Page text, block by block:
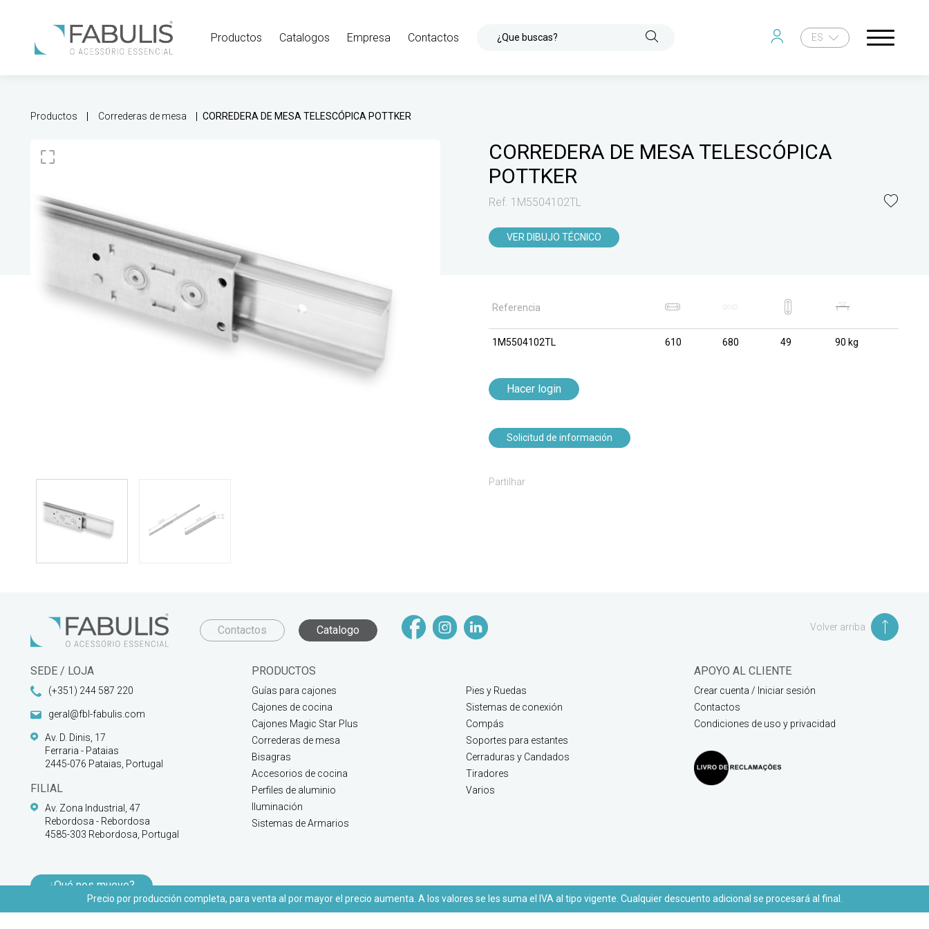
Productos Catalogos Empresa Contactos ¿Que buscas? ES
Productos Correderas de mesa CORREDERA DE MESA TELESCÓPICA POTTKER
CORREDERA DE MESA TELESCÓPICA
POTTKER
Ref. 1M5504102TL
VER DIBUJO TÉCNICO
Referencia
1M5504102TL 610 680 49 90 kg
Hacer login
Solicitud de información
Partilhar
Contactos Catalogo Volver arriba
SEDE / LOJA
(+351) 244 587 220
geral@fbl-fabulis.com
Av. D. Dinis, 17
Ferraria - Pataias
2445-076 Pataias, Portugal
FILIAL
Av. Zona Industrial, 47
Rebordosa - Rebordosa
4585-303 Rebordosa, Portugal
¿Qué nos mueve?
PRODUCTOS
Guías para cajones
Cajones de cocina
Cajones Magic Star Plus
Correderas de mesa
Bisagras
Accesorios de cocina
Perfiles de aluminio
Iluminación
Sistemas de Armarios
Pies y Ruedas
Sistemas de conexión
Compás
Soportes para estantes
Cerraduras y Candados
Tiradores
Varios
APOYO AL CLIENTE
Crear cuenta / Iniciar sesión
Contactos
Condiciones de uso y privacidad
Precio por producción completa, para venta al por mayor el precio aumenta. A los valores se les suma el IVA al tipo vigente. Cualquier descuento adicional se procesará al final.